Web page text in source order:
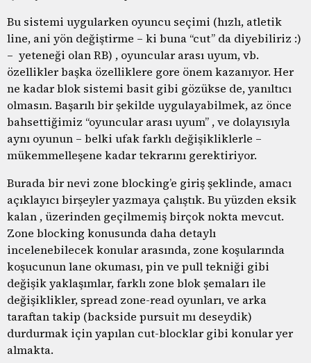
Bu sistemi uygularken oyuncu seçimi (hızlı, atletik
line, ani yön değiştirme – ki buna “cut” da diyebiliriz :)
– yeteneği olan RB) , oyuncular arası uyum, vb.
özellikler başka özelliklere gore önem kazanıyor. Her
ne kadar blok sistemi basit gibi gözükse de, yanıltıcı
olmasın. Başarılı bir şekilde uygulayabilmek, az önce
bahsettiğimiz “oyuncular arası uyum” , ve dolayısıyla
aynı oyunun – belki ufak farklı değişikliklerle –
mükemmelleşene kadar tekrarını gerektiriyor.
Burada bir nevi zone blocking’e giriş şeklinde, amacı
açıklayıcı birşeyler yazmaya çalıştık. Bu yüzden eksik
kalan , üzerinden geçilmemiş birçok nokta mevcut.
Zone blocking konusunda daha detaylı
incelenebilecek konular arasında, zone koşularında
koşucunun lane okuması, pin ve pull tekniği gibi
değişik yaklaşımlar, farklı zone blok şemaları ile
değişiklikler, spread zone-read oyunları, ve arka
taraftan takip (backside pursuit mı deseydik)
durdurmak için yapılan cut-blocklar gibi konular yer
almakta.